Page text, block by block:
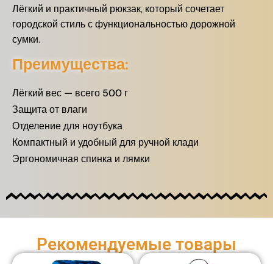
Лёгкий и практичный рюкзак, который сочетает
городской стиль с функциональностью дорожной
сумки.
Преимущества:
Лёгкий вес — всего 500 г
Защита от влаги
Отделение для ноутбука
Компактный и удобный для ручной клади
Эргономичная спинка и лямки
Рекомендуемые товары